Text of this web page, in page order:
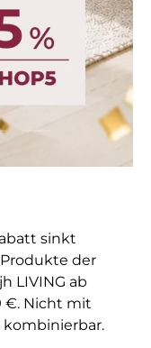
53 von 5
laden 4 von 5
Folie laden 5
sinkt
der
LIVING ab
€. Nicht mit